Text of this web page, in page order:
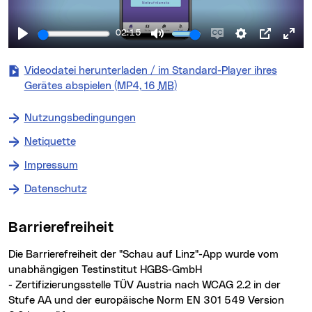
02:15
Videodatei herunterladen / im Standard-Player ihres
Gerätes abspielen (MP4, 16 MB)(neues Fenster)
Nutzungsbedingungen
Netiquette
Impressum
Datenschutz
Barrierefreiheit
Die Barrierefreiheit der "Schau auf Linz"-App wurde vom
unabhängigen Testinstitut HGBS-GmbH
- Zertifizierungsstelle TÜV Austria nach WCAG 2.2 in der
Stufe AA und der europäische Norm EN 301 549 Version